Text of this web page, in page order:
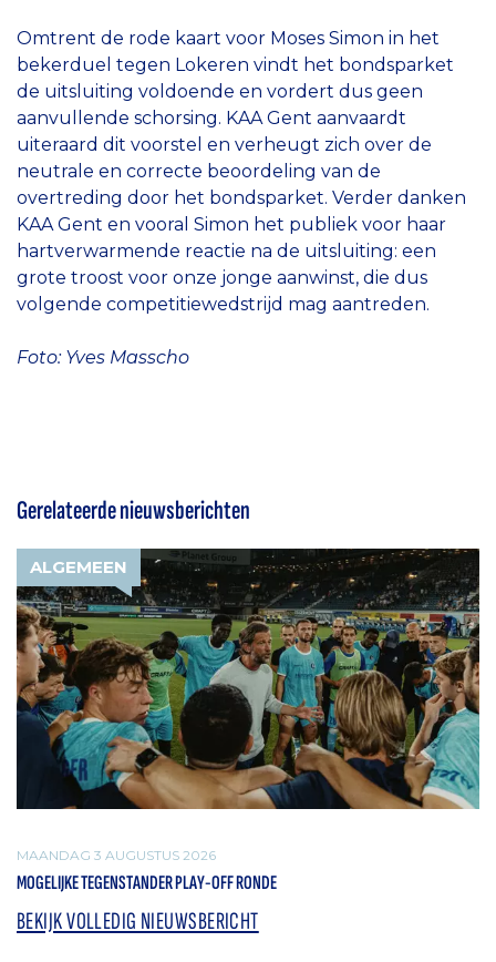
Omtrent de rode kaart voor Moses Simon in het
bekerduel tegen Lokeren vindt het bondsparket
de uitsluiting voldoende en vordert dus geen
aanvullende schorsing. KAA Gent aanvaardt
uiteraard dit voorstel en verheugt zich over de
neutrale en correcte beoordeling van de
overtreding door het bondsparket. Verder danken
KAA Gent en vooral Simon het publiek voor haar
hartverwarmende reactie na de uitsluiting: een
grote troost voor onze jonge aanwinst, die dus
volgende competitiewedstrijd mag aantreden.
Foto: Yves Masscho
Gerelateerde nieuwsberichten
ALGEMEEN
MAANDAG 3 AUGUSTUS 2026
MOGELIJKE TEGENSTANDER PLAY-OFF RONDE
BEKIJK VOLLEDIG NIEUWSBERICHT